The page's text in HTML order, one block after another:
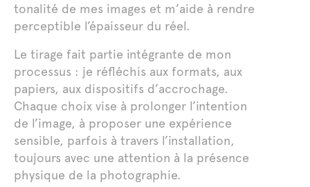
tonalité de mes images et m’aide à rendre
perceptible l’épaisseur du réel.
Le tirage fait partie intégrante de mon
processus : je réfléchis aux formats, aux
papiers, aux dispositifs d’accrochage.
Chaque choix vise à prolonger l’intention
de l’image, à proposer une expérience
sensible, parfois à travers l’installation,
toujours avec une attention à la présence
physique de la photographie.